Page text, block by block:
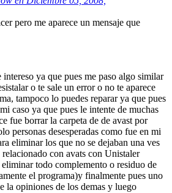
pero me aparece un mensaje que
ya que pues me paso algo similar
o te sale un error o no te aparece
tampoco lo puedes reparar ya que pues
caso ya que pues le intente de muchas
fue borrar la carpeta de de avast por
personas desesperadas como fue en mi
eliminar los que no se dejaban una ves
con avats con Unistaler
todo complemento o residuo de
el programa)y finalmente pues uno
la opiniones de los demas y luego